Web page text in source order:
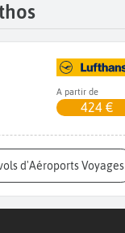
A partir de
424 €
d'Aéroports Voyages